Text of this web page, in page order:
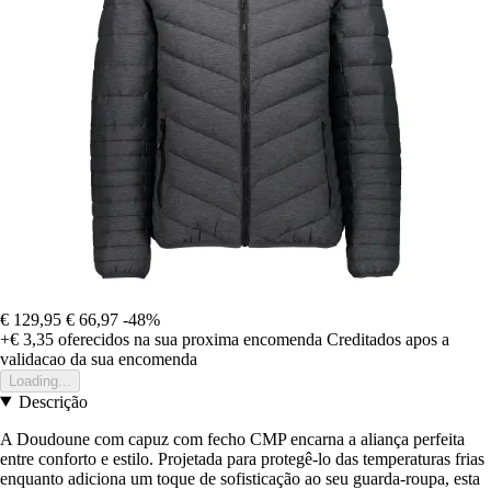
€ 129,95 € 66,97 -48%
+€ 3,35 oferecidos na sua proxima encomenda Creditados apos a
validacao da sua encomenda
Loading...
Descrição
A Doudoune com capuz com fecho CMP encarna a aliança perfeita
entre conforto e estilo. Projetada para protegê-lo das temperaturas frias
enquanto adiciona um toque de sofisticação ao seu guarda-roupa, esta